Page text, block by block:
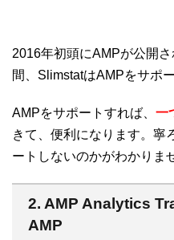
2016年初頭にAMPが公開
間、SlimstatはAMPをサポ
AMPをサポートすれば、 一
きて、便利になります。寧
ートしないのかがわかりま
2. AMP Analytics
AMP